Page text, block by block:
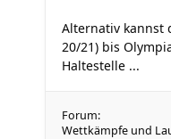
Alternativ kannst
20/21) bis
Haltestelle ...
Forum:
Wettkämpfe und